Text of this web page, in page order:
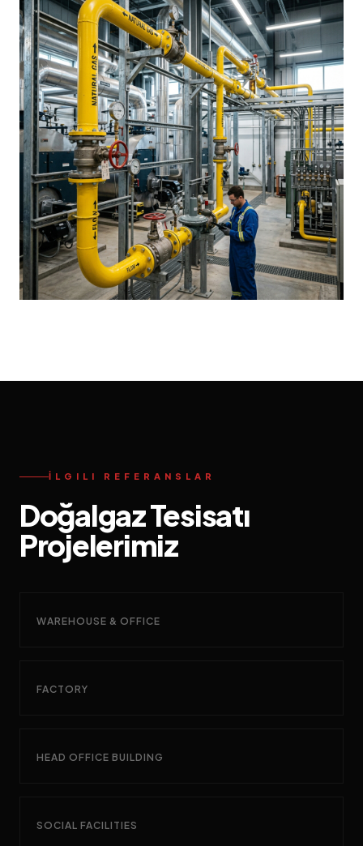
İLGILI REFERANSLAR
Doğalgaz Tesisatı
Projelerimiz
WAREHOUSE & OFFICE
FACTORY
HEAD OFFICE BUILDING
SOCIAL FACILITIES